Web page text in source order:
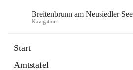
Breitenbrunn am Neusiedler See
Navigation
Start
Amtstafel